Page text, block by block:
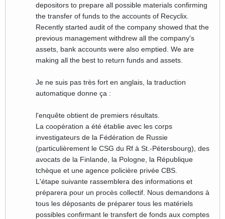
depositors to prepare all possible materials confirming
the transfer of funds to the accounts of Recyclix.
Recently started audit of the company showed that the
previous management withdrew all the company's
assets, bank accounts were also emptied. We are
making all the best to return funds and assets.
Je ne suis pas très fort en anglais, la traduction
automatique donne ça :
l'enquête obtient de premiers résultats.
La coopération a été établie avec les corps
investigateurs de la Fédération de Russie
(particulièrement le CSG du Rf à St.-Pétersbourg), des
avocats de la Finlande, la Pologne, la République
tchèque et une agence policière privée CBS.
L'étape suivante rassemblera des informations et
préparera pour un procès collectif. Nous demandons à
tous les déposants de préparer tous les matériels
possibles confirmant le transfert de fonds aux comptes